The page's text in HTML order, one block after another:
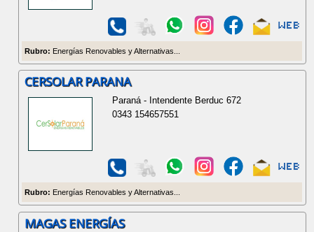
Rubro: Energías Renovables y Alternativas...
CERSOLAR PARANA
Paraná - Intendente Berduc 672
0343 154657551
Rubro: Energías Renovables y Alternativas...
MAGAS ENERGÍAS